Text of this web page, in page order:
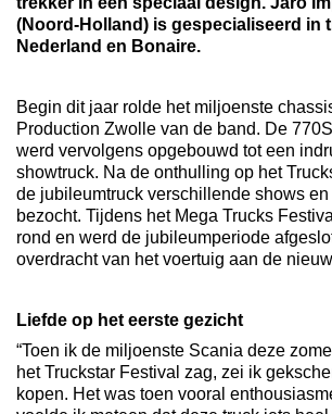
(Noord-Holland) is gespecialiseerd in
Nederland en Bonaire.
Begin dit jaar rolde het miljoenste
Production Zwolle van de band. De
werd vervolgens opgebouwd tot een
showtruck. Na de onthulling op het
de jubileumtruck verschillende shows
bezocht. Tijdens het Mega Trucks
rond en werd de jubileumperiode
overdracht van het voertuig aan de
Liefde op het eerste gezicht
“Toen ik de miljoenste Scania deze
het Truckstar Festival zag, zei ik
kopen. Het was toen vooral